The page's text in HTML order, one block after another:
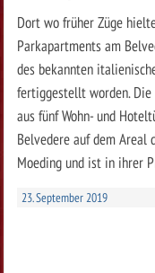
Dort wo früher Züge
Parkapartments am
des bekannten
fertiggestellt worden. Die
aus fünf Wohn- und
Belvedere auf dem Areal
Moeding und ist in ihrer
23. September 2019